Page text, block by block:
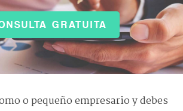
GRATUITA
o pequeño empresario y debes